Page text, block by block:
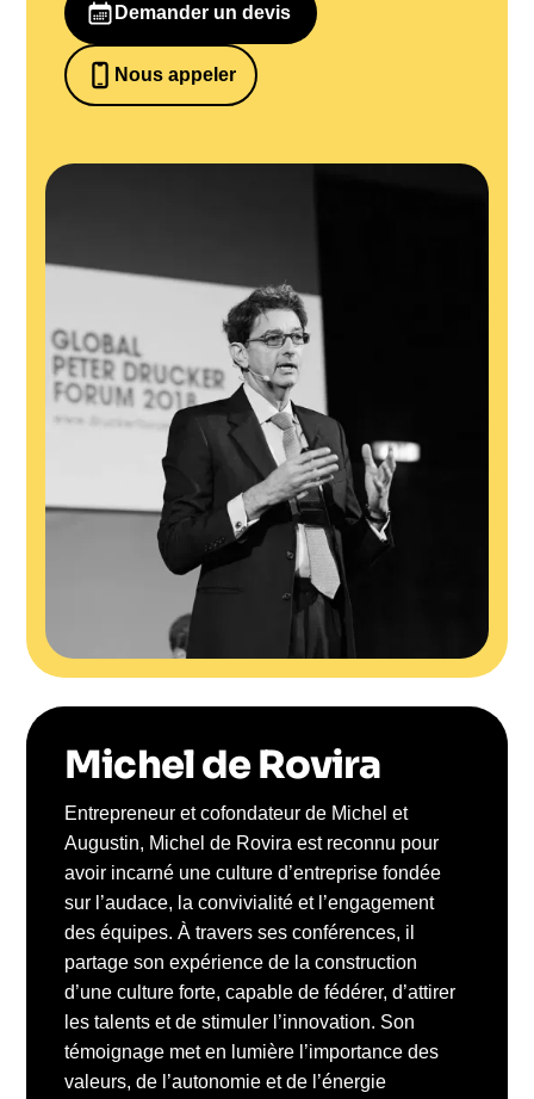
Demander un devis
Nous appeler
0652698481
Michel de Rovira
Entrepreneur et cofondateur de Michel et
Augustin, Michel de Rovira est reconnu pour
avoir incarné une culture d’entreprise fondée
sur l’audace, la convivialité et l’engagement
des équipes. À travers ses conférences, il
partage son expérience de la construction
d’une culture forte, capable de fédérer, d’attirer
les talents et de stimuler l’innovation. Son
témoignage met en lumière l’importance des
valeurs, de l’autonomie et de l’énergie